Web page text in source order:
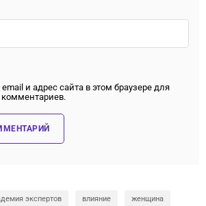
и адрес сайта в этом браузере для
экспертов влияние женщина